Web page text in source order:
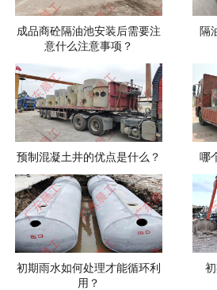
成品商砼隔油池安装后需要注
意什么注意事项？
隔
预制混凝土井的优点是什么？ 哪
初期雨水如何处理才能循环利
用？